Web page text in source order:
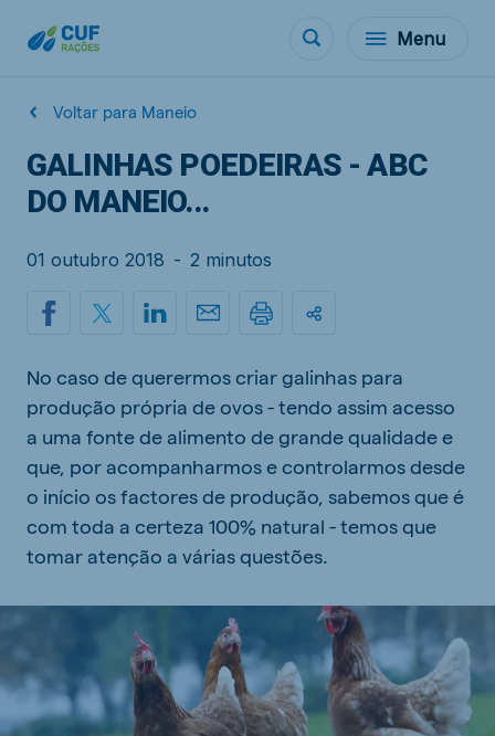
Menu
Voltar para Maneio
GALINHAS POEDEIRAS - ABC
DO MANEIO...
01 outubro 2018 - 2 minutos
No caso de querermos criar galinhas para
produção própria de ovos - tendo assim acesso
a uma fonte de alimento de grande qualidade e
que, por acompanharmos e controlarmos desde
o início os factores de produção, sabemos que é
com toda a certeza 100% natural - temos que
tomar atenção a várias questões.